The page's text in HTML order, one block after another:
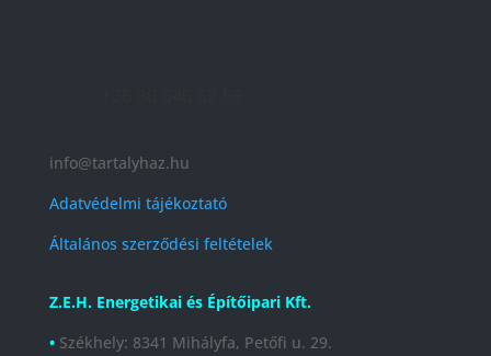
info@tartalyhaz.hu
Adatvédelmi tájékoztató
Általános szerződési feltételek
Z.E.H. Energetikai és Építőipari Kft.
• Székhely: 8341 Mihályfa, Petőfi u. 29.